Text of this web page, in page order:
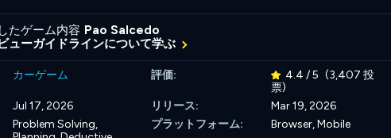
たゲーム内容 Pao Salcedo
ューガイドラインについて学ぶ
カーゲーム 評価: 4.4 / 5 (3,407 投
票)
Jul 17, 2026 リリース:
Mar 19, 2026
Problem Solving,
プラットフォーム: Browser, Mobile